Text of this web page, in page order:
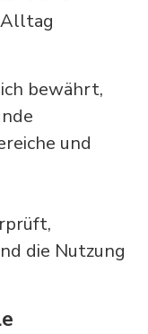
bewährt,
und
die Nutzung